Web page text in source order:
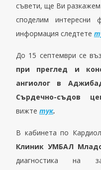
съвети, ще Ви
споделим интересни
информация следтете
До 15 септември се
при преглед и
ангиолог в
Сърдечно-съдов
вижте тук.
В кабинета по
Клиник УМБАЛ
диагностика на